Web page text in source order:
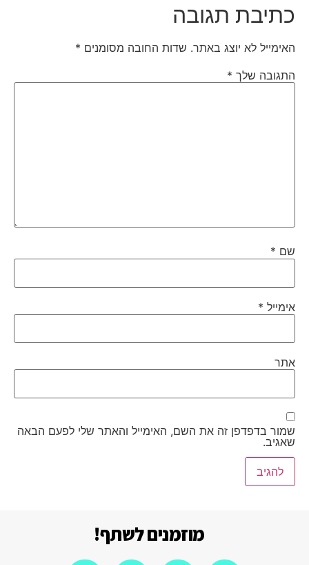
כתיבת תגובה
האימייל לא יוצג באתר. שדות החובה מסומנים *
התגובה שלך *
שם *
אימייל *
אתר
שמור בדפדפן זה את השם, האימייל והאתר שלי לפעם הבאה
שאגיב.
מוזמנים לשתף!